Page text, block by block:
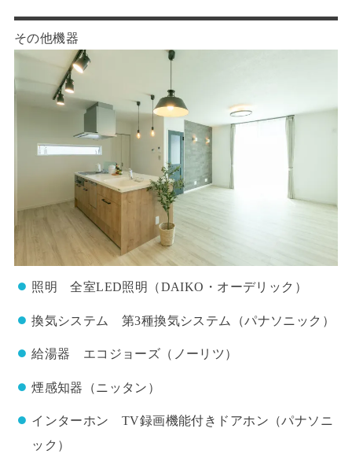
その他機器
照明 全室LED照明（DAIKO・オーデリック）
換気システム 第3種換気システム（パナソニック）
給湯器 エコジョーズ（ノーリツ）
煙感知器（ニッタン）
インターホン TV録画機能付きドアホン（パナソニ
ック）